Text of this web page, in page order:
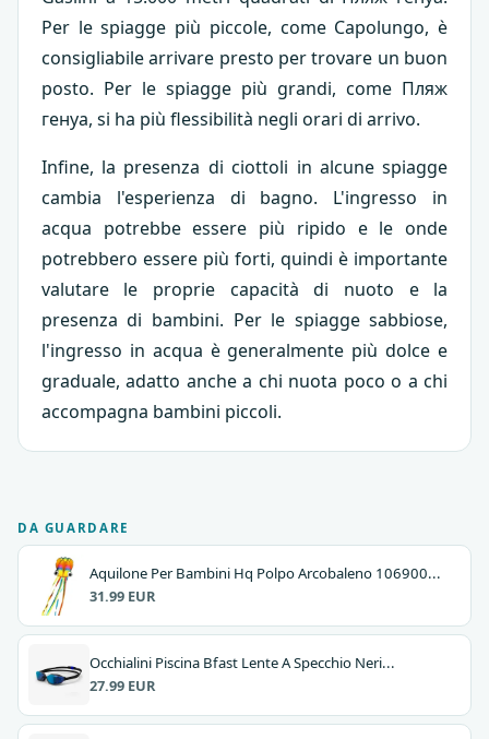
Per le spiagge più piccole, come Capolungo, è
consigliabile arrivare presto per trovare un buon
posto. Per le spiagge più grandi, come Пляж
генуа, si ha più flessibilità negli orari di arrivo.
Infine, la presenza di ciottoli in alcune spiagge
cambia l'esperienza di bagno. L'ingresso in
acqua potrebbe essere più ripido e le onde
potrebbero essere più forti, quindi è importante
valutare le proprie capacità di nuoto e la
presenza di bambini. Per le spiagge sabbiose,
l'ingresso in acqua è generalmente più dolce e
graduale, adatto anche a chi nuota poco o a chi
accompagna bambini piccoli.
DA GUARDARE
Aquilone Per Bambini Hq Polpo Arcobaleno 106900...
31.99 EUR
Occhialini Piscina Bfast Lente A Specchio Neri...
27.99 EUR